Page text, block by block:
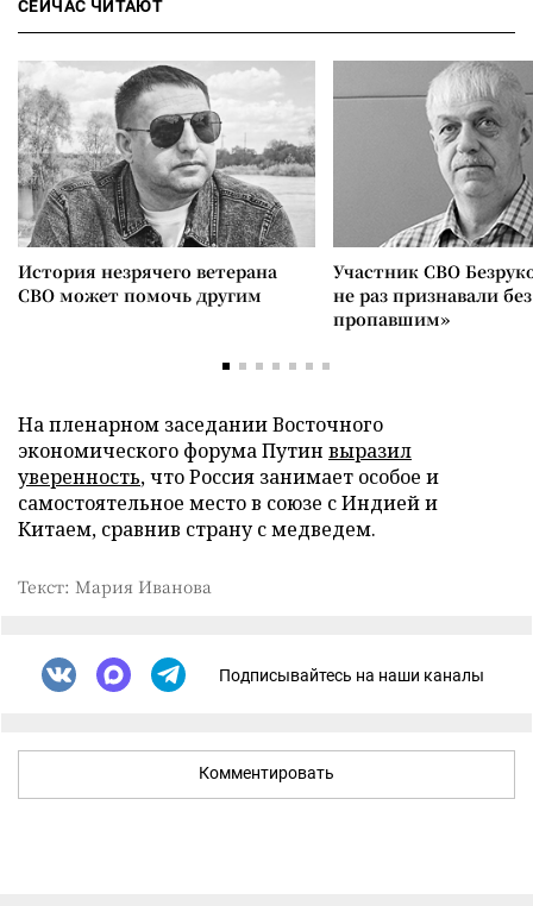
СЕЙЧАС ЧИТАЮТ
История незрячего ветерана
СВО может помочь другим
Участник СВО
не раз признавали
пропавшим»
На пленарном заседании Восточного
экономического форума Путин выразил
уверенность, что Россия занимает особое и
самостоятельное место в союзе с Индией и
Китаем, сравнив страну с медведем.
Текст: Мария Иванова
Подписывайтесь на наши каналы
Комментировать